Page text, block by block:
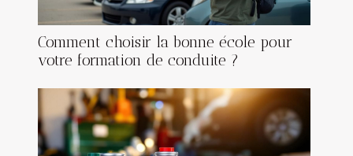
Comment choisir la bonne école pour
votre formation de conduite ?